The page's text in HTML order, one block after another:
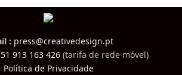
: press@creativedesign.pt
913 163 426(tarifa de rede móvel)
Política de Privacidade